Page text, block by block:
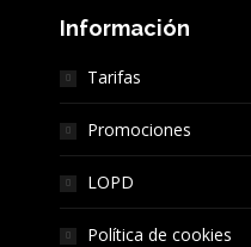
Información
Tarifas
Promociones
LOPD
Política de cookies